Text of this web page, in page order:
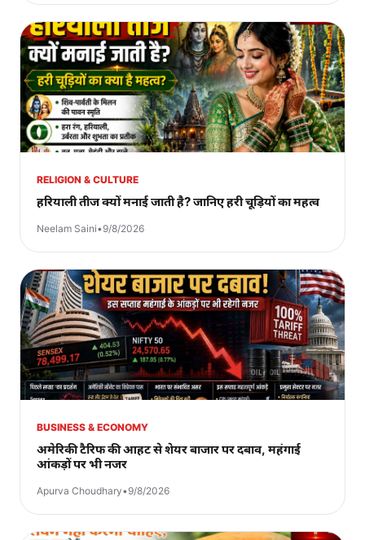
RELIGION & CULTURE
हरियाली तीज क्यों मनाई जाती है? जानिए हरी चूड़ियों का महत्व
Neelam Saini•9/8/2026
BUSINESS & ECONOMY
अमेरिकी टैरिफ की आहट से शेयर बाजार पर दबाव, महंगाई
आंकड़ों पर भी नजर
Apurva Choudhary•9/8/2026